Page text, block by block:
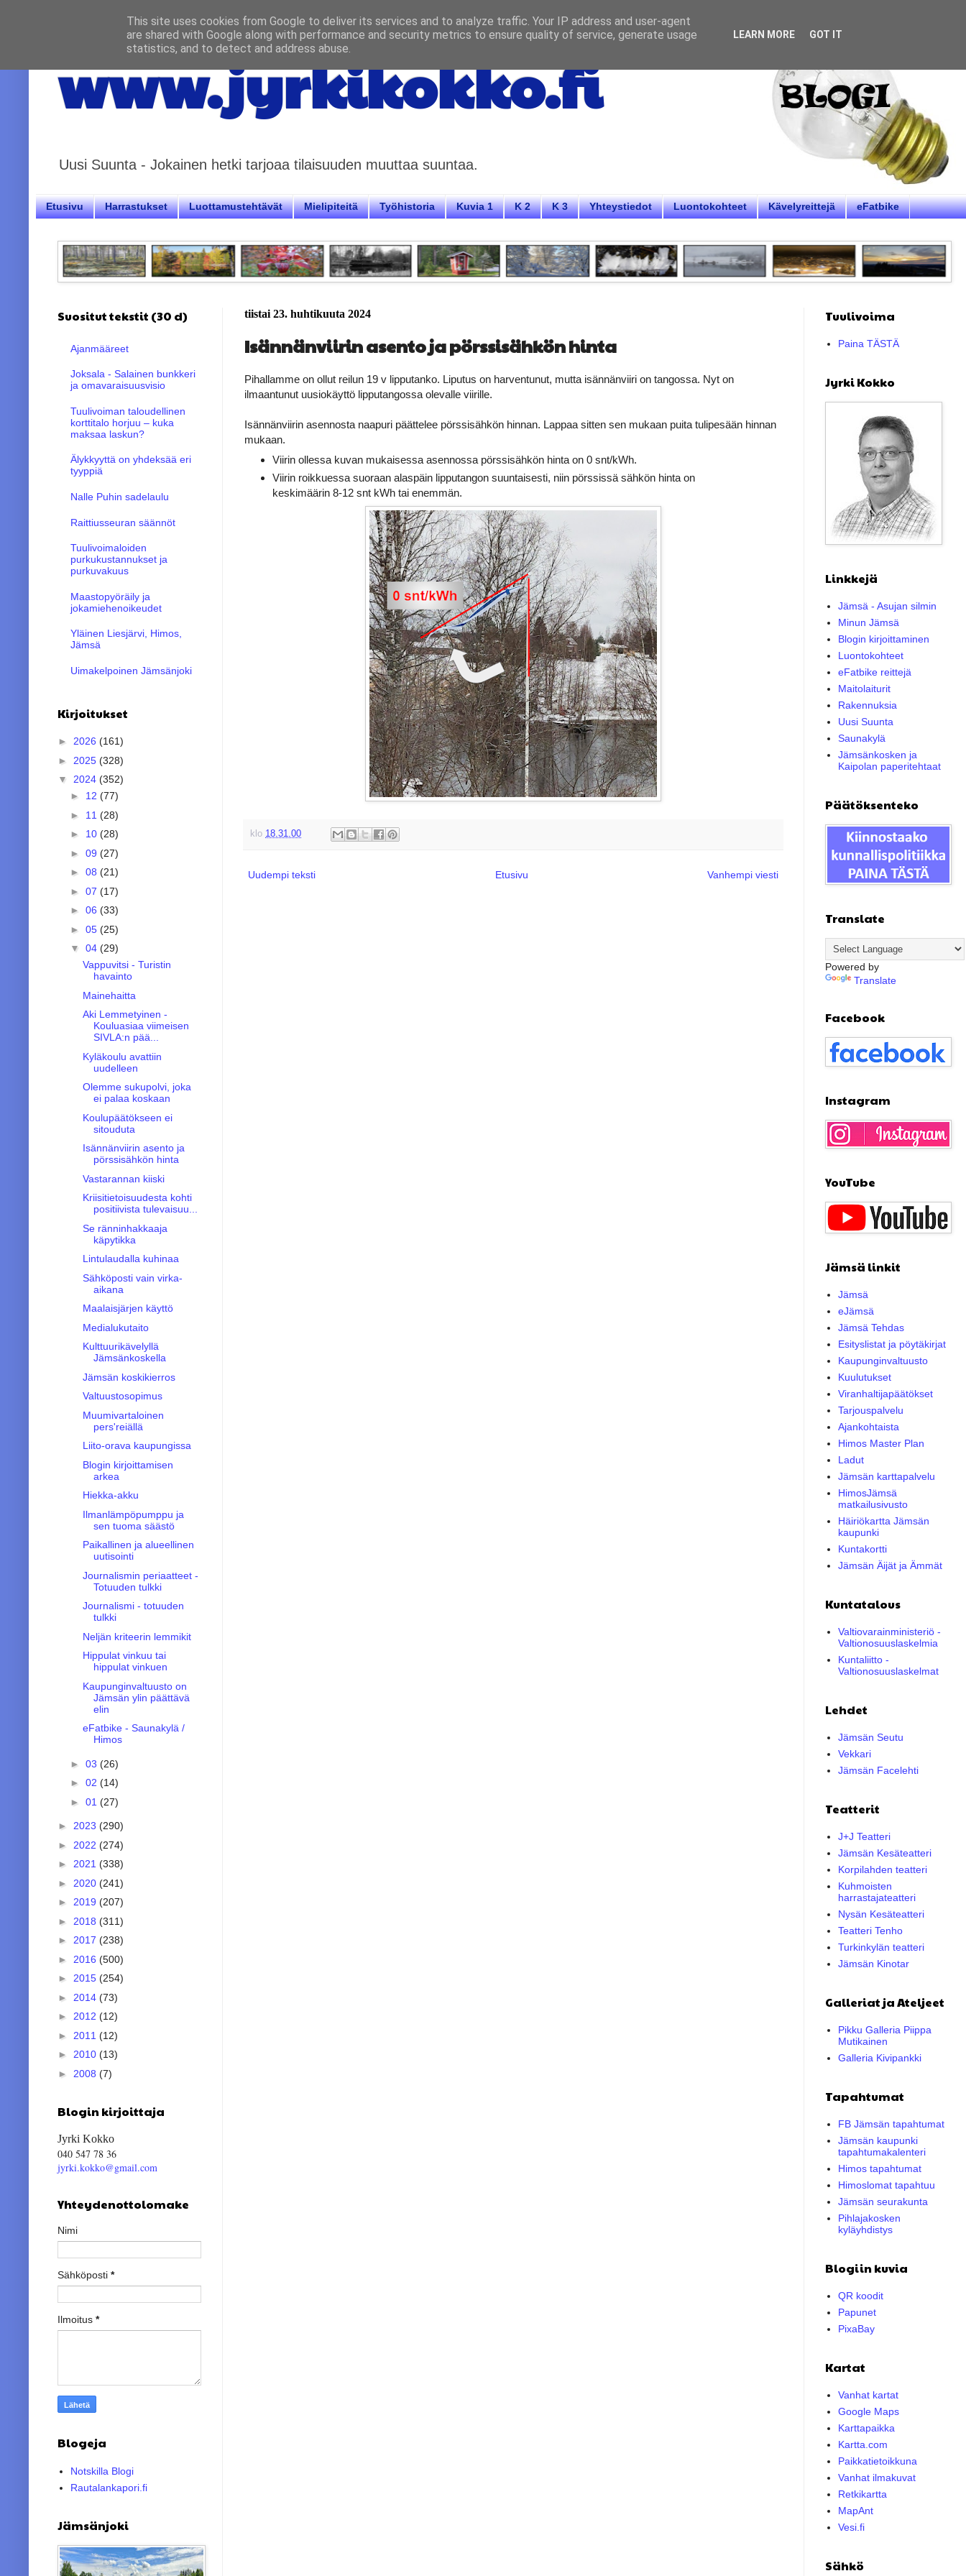
www.jyrkikokko.fi
Uusi Suunta - Jokainen hetki tarjoaa tilaisuuden muuttaa suuntaa.
Etusivu Harrastukset Luottamustehtävät Mielipiteitä Työhistoria Kuvia 1 K 2 K 3 Yhteystiedot Luontokohteet Kävelyreittejä eFatbike
tiistai 23. huhtikuuta 2024
Isännänviirin asento ja pörssisähkön hinta
Pihallamme on ollut reilun 19 v lipputanko. Liputus on harventunut, mutta isännänviiri on tangossa. Nyt on
ilmaantunut uusiokäyttö lipputangossa olevalle viirille.
Isännänviirin asennosta naapuri päättelee pörssisähkön hinnan. Lappaa sitten sen mukaan puita tulipesään hinnan
mukaan.
Viirin ollessa kuvan mukaisessa asennossa pörssisähkön hinta on 0 snt/kWh.
Viirin roikkuessa suoraan alaspäin lipputangon suuntaisesti, niin pörssissä sähkön hinta on
keskimäärin 8-12 snt kWh tai enemmän.
klo 18.31.00
Uudempi teksti Vanhempi viesti
Etusivu
Suositut tekstit (30 d)
Ajanmääreet
Joksala - Salainen bunkkeri
ja omavaraisuusvisio
Tuulivoiman taloudellinen
korttitalo horjuu – kuka
maksaa laskun?
Älykkyyttä on yhdeksää eri
tyyppiä
Nalle Puhin sadelaulu
Raittiusseuran säännöt
Tuulivoimaloiden
purkukustannukset ja
purkuvakuus
Maastopyöräily ja
jokamiehenoikeudet
Yläinen Liesjärvi, Himos,
Jämsä
Uimakelpoinen Jämsänjoki
Kirjoitukset
► 2026 (161)
► 2025 (328)
▼ 2024 (352)
► 12 (77)
► 11 (28)
► 10 (28)
► 09 (27)
► 08 (21)
► 07 (17)
► 06 (33)
► 05 (25)
▼ 04 (29)
Vappuvitsi - Turistin
havainto
Mainehaitta
Aki Lemmetyinen -
Kouluasiaa viimeisen
SIVLA:n pää...
Kyläkoulu avattiin
uudelleen
Olemme sukupolvi, joka
ei palaa koskaan
Koulupäätökseen ei
sitouduta
Isännänviirin asento ja
pörssisähkön hinta
Vastarannan kiiski
Kriisitietoisuudesta kohti
positiivista tulevaisuu...
Se ränninhakkaaja
käpytikka
Lintulaudalla kuhinaa
Sähköposti vain virka-
aikana
Maalaisjärjen käyttö
Medialukutaito
Kulttuurikävelyllä
Jämsänkoskella
Jämsän koskikierros
Valtuustosopimus
Muumivartaloinen
pers'reiällä
Liito-orava kaupungissa
Blogin kirjoittamisen
arkea
Hiekka-akku
Ilmanlämpöpumppu ja
sen tuoma säästö
Paikallinen ja alueellinen
uutisointi
Journalismin periaatteet -
Totuuden tulkki
Journalismi - totuuden
tulkki
Neljän kriteerin lemmikit
Hippulat vinkuu tai
hippulat vinkuen
Kaupunginvaltuusto on
Jämsän ylin päättävä
elin
eFatbike - Saunakylä /
Himos
► 03 (26)
► 02 (14)
► 01 (27)
► 2023 (290)
► 2022 (274)
► 2021 (338)
► 2020 (241)
► 2019 (207)
► 2018 (311)
► 2017 (238)
► 2016 (500)
► 2015 (254)
► 2014 (73)
► 2012 (12)
► 2011 (12)
► 2010 (13)
► 2008 (7)
Blogin kirjoittaja
Jyrki Kokko
040 547 78 36
jyrki.kokko@gmail.com
Yhteydenottolomake
Nimi
Sähköposti *
Ilmoitus *
Blogeja
Notskilla Blogi
Rautalankapori.fi
Jämsänjoki
Tuulivoima
Paina TÄSTÄ
Jyrki Kokko
Linkkejä
Jämsä - Asujan silmin
Minun Jämsä
Blogin kirjoittaminen
Luontokohteet
eFatbike reittejä
Maitolaiturit
Rakennuksia
Uusi Suunta
Saunakylä
Jämsänkosken ja
Kaipolan paperitehtaat
Päätöksenteko
Translate
Powered by
Translate
Facebook
Instagram
YouTube
Jämsä linkit
Jämsä
eJämsä
Jämsä Tehdas
Esityslistat ja pöytäkirjat
Kaupunginvaltuusto
Kuulutukset
Viranhaltijapäätökset
Tarjouspalvelu
Ajankohtaista
Himos Master Plan
Ladut
Jämsän karttapalvelu
HimosJämsä
matkailusivusto
Häiriökartta Jämsän
kaupunki
Kuntakortti
Jämsän Äijät ja Ämmät
Kuntatalous
Valtiovarainministeriö -
Valtionosuuslaskelmia
Kuntaliitto -
Valtionosuuslaskelmat
Lehdet
Jämsän Seutu
Vekkari
Jämsän Facelehti
Teatterit
J+J Teatteri
Jämsän Kesäteatteri
Korpilahden teatteri
Kuhmoisten
harrastajateatteri
Nysän Kesäteatteri
Teatteri Tenho
Turkinkylän teatteri
Jämsän Kinotar
Galleriat ja Ateljeet
Pikku Galleria Piippa
Mutikainen
Galleria Kivipankki
Tapahtumat
FB Jämsän tapahtumat
Jämsän kaupunki
tapahtumakalenteri
Himos tapahtumat
Himoslomat tapahtuu
Jämsän seurakunta
Pihlajakosken
kyläyhdistys
Blogiin kuvia
QR koodit
Papunet
PixaBay
Kartat
Vanhat kartat
Google Maps
Karttapaikka
Kartta.com
Paikkatietoikkuna
Vanhat ilmakuvat
Retkikartta
MapAnt
Vesi.fi
Sähkö
This site uses cookies from Google to deliver its services and to analyze traffic. Your IP address and user-agent
are shared with Google along with performance and security metrics to ensure quality of service, generate usage
statistics, and to detect and address abuse.
LEARN MORE GOT IT